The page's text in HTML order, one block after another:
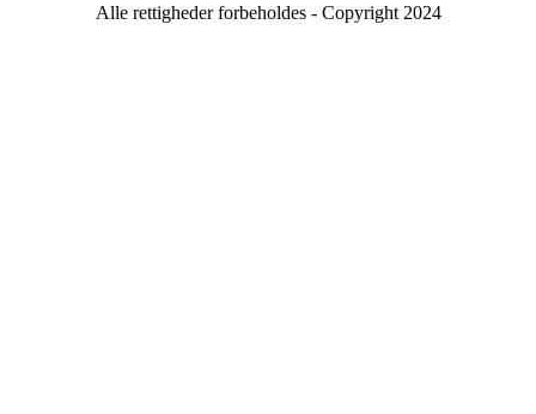
Alle rettigheder forbeholdes - Copyright 2024